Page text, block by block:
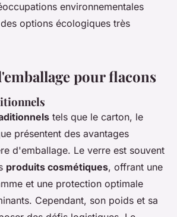
environnementales
options écologiques très
pour flacons
tels que le carton, le
présentent des avantages
d'emballage. Le verre est souvent
produits cosmétiques, offrant une
et une protection optimale
Cependant, son poids et sa